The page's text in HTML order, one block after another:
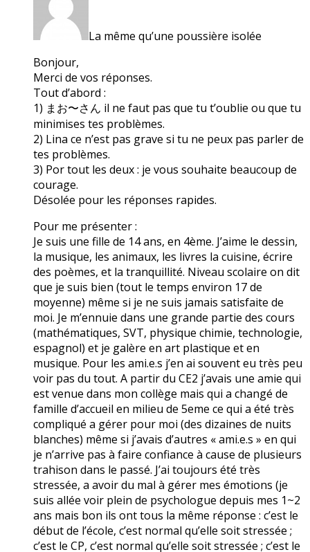
La même qu’une poussière isolée
Bonjour,
Merci de vos réponses.
Tout d’abord :
1) まお〜さん il ne faut pas que tu t’oublie ou que tu
minimises tes problèmes.
2) Lina ce n’est pas grave si tu ne peux pas parler de
tes problèmes.
3) Por tout les deux : je vous souhaite beaucoup de
courage.
Désolée pour les réponses rapides.
Pour me présenter :
Je suis une fille de 14 ans, en 4ème. J’aime le dessin,
la musique, les animaux, les livres la cuisine, écrire
des poèmes, et la tranquillité. Niveau scolaire on dit
que je suis bien (tout le temps environ 17 de
moyenne) même si je ne suis jamais satisfaite de
moi. Je m’ennuie dans une grande partie des cours
(mathématiques, SVT, physique chimie, technologie,
espagnol) et je galère en art plastique et en
musique. Pour les ami.e.s j’en ai souvent eu très peu
voir pas du tout. A partir du CE2 j’avais une amie qui
est venue dans mon collège mais qui a changé de
famille d’accueil en milieu de 5eme ce qui a été très
compliqué a gérer pour moi (des dizaines de nuits
blanches) même si j’avais d’autres « ami.e.s » en qui
je n’arrive pas à faire confiance à cause de plusieurs
trahison dans le passé. J’ai toujours été très
stressée, a avoir du mal à gérer mes émotions (je
suis allée voir plein de psychologue depuis mes 1~2
ans mais bon ils ont tous la même réponse : c’est le
début de l’école, c’est normal qu’elle soit stressée ;
c’est le CP, c’est normal qu’elle soit stressée ; c’est le